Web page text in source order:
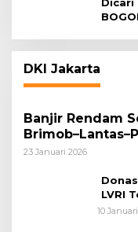
DKI Jakarta
Banjir Rendam
Polri Siagakan
23 Januari 2026
LVRI
10